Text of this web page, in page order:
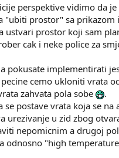
perspektive vidimo da
"ubiti prostor" sa
ustvari prostor koji sam
cak i neke police za
pokusate implementirati
cemo ukloniti vrata
zahvata pola sobe
.
se postave vrata koja se
urezivanje u zid zbog
nepomicnim a drugoj
odnosno "high